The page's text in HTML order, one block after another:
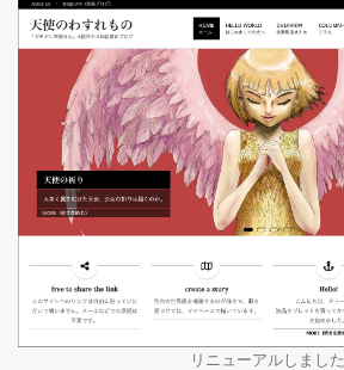
リニューアルしました